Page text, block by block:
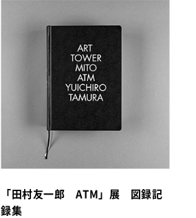
「田村友一郎 ATM」展 図録記
録集